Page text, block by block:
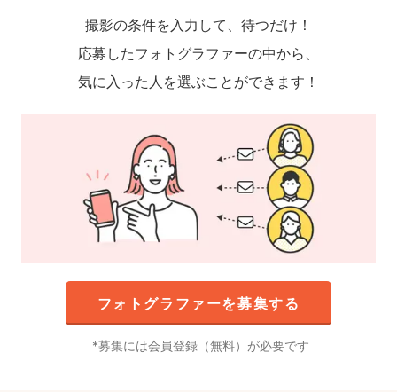
撮影の条件を入力して、待つだけ！
応募したフォトグラファーの中から、
気に入った人を選ぶことができます！
フォトグラファーを募集する
募集には会員登録（無料）が必要です